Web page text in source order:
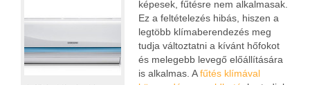
képesek, fűtésre nem alkalmasak.
Ez a feltételezés hibás, hiszen a
legtöbb klímaberendezés meg
tudja változtatni a kívánt hőfokot
és melegebb levegő előállítására
is alkalmas. Afűtés klímával